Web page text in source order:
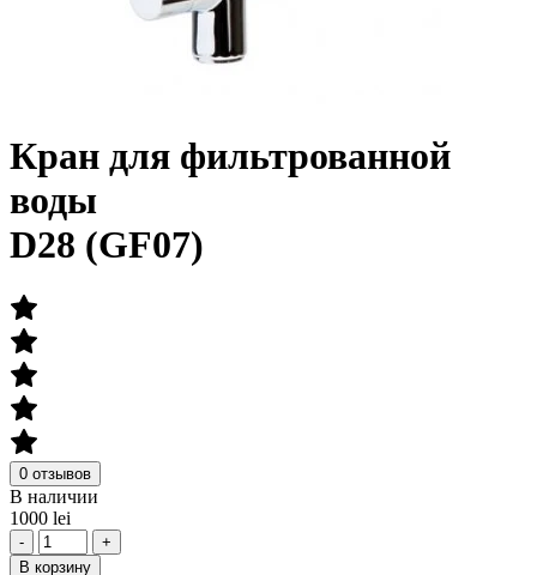
Кран для фильтрованной
воды
D28 (GF07)
0 отзывов
В наличии
1000 lei
-
+
В корзину